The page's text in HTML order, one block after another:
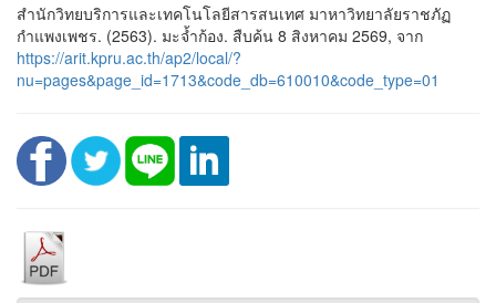
สำนักวิทยบริการและเทคโนโลยีสารสนเทศ มาหาวิทยาลัยราชภัฏ
กำแพงเพชร. (2563). มะจ้ำก้อง. สืบค้น 8 สิงหาคม 2569, จาก
https://arit.kpru.ac.th/ap2/local/?
nu=pages&page_id=1713&code_db=610010&code_type=01